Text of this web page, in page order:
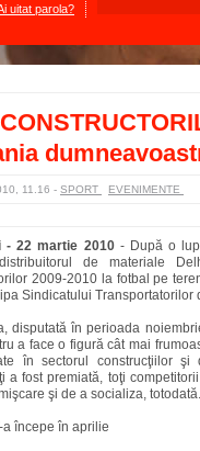
uitat parola?
11.16 - SPORT EVENIMENTE
- 22 martie 2010 - După o
de materiale
2009-2010 la fotbal pe
Sindicatului Transportatorilor
disputată în perioada
a face o figură cât mai
în sectorul construcţiilor
a fost premiată, toţi
şi de a socializa, totodată.
a începe în aprilie